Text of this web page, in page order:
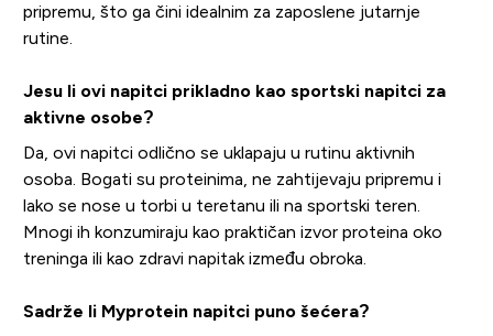
pripremu, što ga čini idealnim za zaposlene jutarnje
rutine.
Jesu li ovi napitci prikladno kao sportski napitci za
aktivne osobe?
Da, ovi napitci odlično se uklapaju u rutinu aktivnih
osoba. Bogati su proteinima, ne zahtijevaju pripremu i
lako se nose u torbi u teretanu ili na sportski teren.
Mnogi ih konzumiraju kao praktičan izvor proteina oko
treninga ili kao zdravi napitak između obroka.
Sadrže li Myprotein napitci puno šećera?